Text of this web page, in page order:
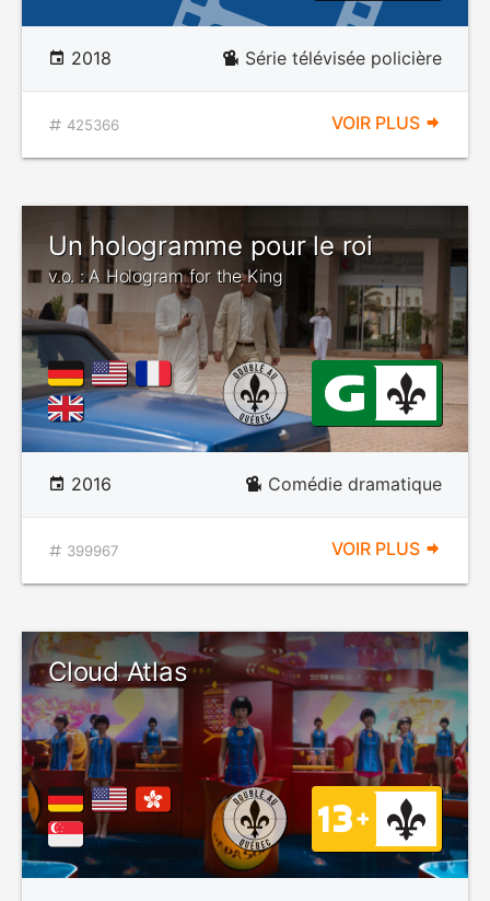
2018 Série télévisée policière
425366 VOIR PLUS
Un hologramme pour le roi
v.o. : A Hologram for the King
2016 Comédie dramatique
399967 VOIR PLUS
Cloud Atlas